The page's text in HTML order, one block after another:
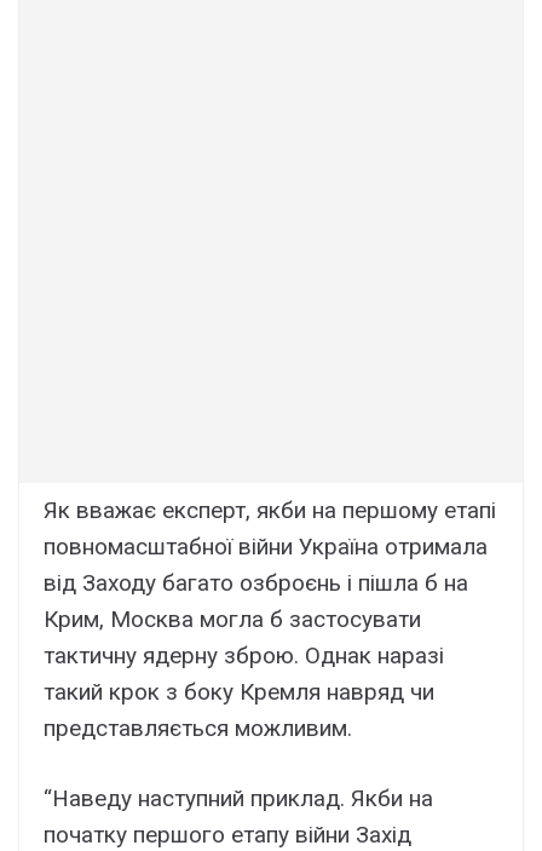
Як вважає експерт, якби на першому етапі
повномасштабної війни Україна отримала
від Заходу багато озброєнь і пішла б на
Крим, Москва могла б застосувати
тактичну ядерну зброю. Однак наразі
такий крок з боку Кремля навряд чи
представляється можливим.
“Наведу наступний приклад. Якби на
початку першого етапу війни Захід